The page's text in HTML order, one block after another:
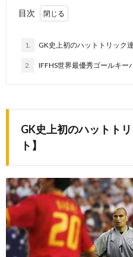
目次
1. GK史上初のハットトリック
2. IFFHS世界最優秀ゴールキー
GK史上初のハットト
ト】